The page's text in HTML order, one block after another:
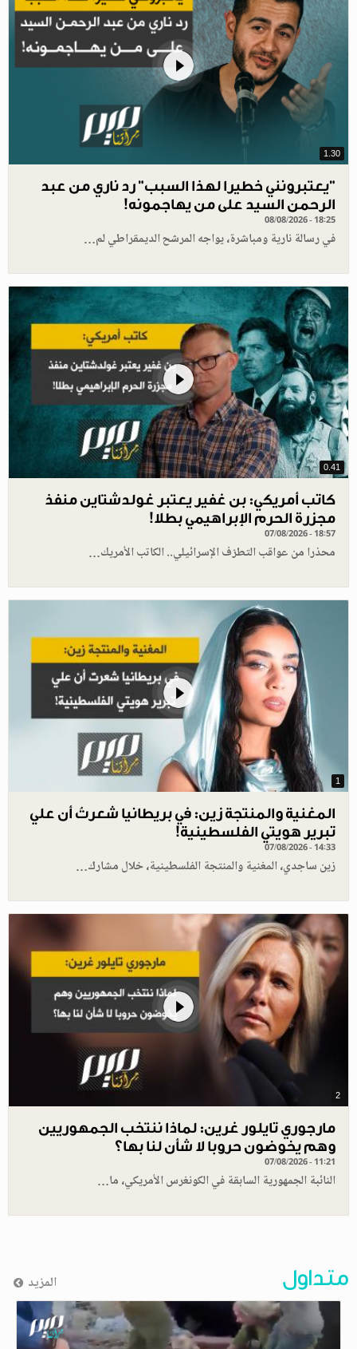
1.30
"يعتبرونني خطيرا لهذا السبب" رد ناري من عبد
الرحمن السيد على من يهاجمونه!
08/08/2026 - 18:25
في رسالة نارية ومباشرة، يواجه المرشح الديمقراطي لم…
0.41
كاتب أمريكي: بن غفير يعتبر غولدشتاين منفذ
مجزرة الحرم الإبراهيمي بطلا!
07/08/2026 - 18:57
محذرا من عواقب التطرّف الإسرائيلي.. الكاتب الأمريك…
1
المغنية والمنتجة زين: في بريطانيا شعرتُ أن علي
تبرير هويتي الفلسطينية!
07/08/2026 - 14:33
زين ساجدي، المغنية والمنتجة الفلسطينية، خلال مشارك…
2
مارجوري تايلور غرين: لماذا ننتخب الجمهوريين
وهم يخوضون حروبا لا شأن لنا بها؟
07/08/2026 - 11:21
النائبة الجمهورية السابقة في الكونغرس الأمريكي، ما…
متداول المزيد